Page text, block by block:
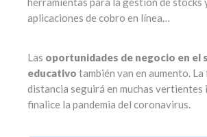
aplicaciones de cobro en línea…
Las oportunidades de negocio en el
educativo también van en aumento.
distancia seguirá en muchas vertientes
finalice la pandemia del coronavirus.